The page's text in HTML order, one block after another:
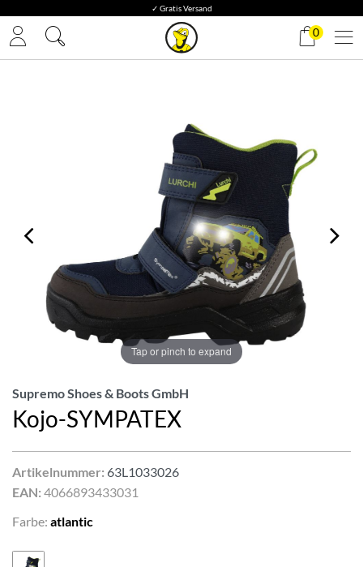
✓ Gratis Versand
0
Tap or pinch to expand
Supremo Shoes & Boots GmbH
Kojo-SYMPATEX
Artikelnummer: 63L1033026
EAN: 4066893433031
Farbe: atlantic